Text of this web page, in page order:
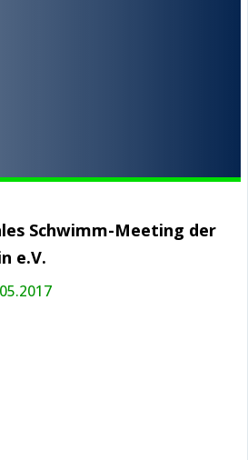
Schwimm-Meeting der
e.V.